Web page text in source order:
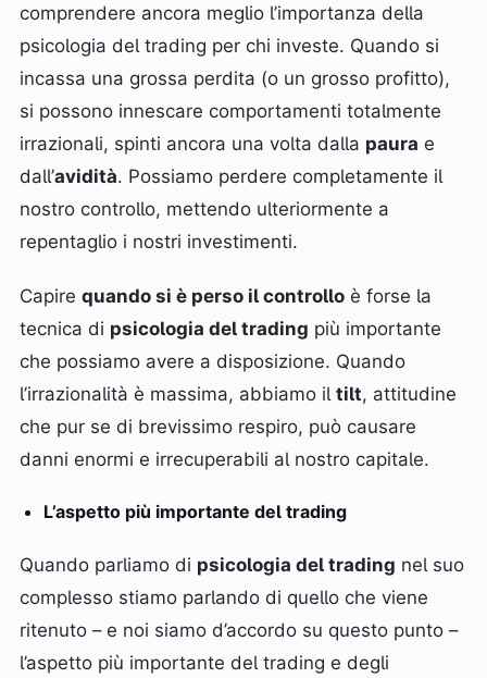
comprendere ancora meglio l’importanza della
psicologia del trading per chi investe. Quando si
incassa una grossa perdita (o un grosso profitto),
si possono innescare comportamenti totalmente
irrazionali, spinti ancora una volta dalla paura e
dall’avidità. Possiamo perdere completamente il
nostro controllo, mettendo ulteriormente a
repentaglio i nostri investimenti.
Capire quando si è perso il controllo è forse la
tecnica di psicologia del trading più importante
che possiamo avere a disposizione. Quando
l’irrazionalità è massima, abbiamo il tilt, attitudine
che pur se di brevissimo respiro, può causare
danni enormi e irrecuperabili al nostro capitale.
L’aspetto più importante del trading
Quando parliamo di psicologia del trading nel suo
complesso stiamo parlando di quello che viene
ritenuto – e noi siamo d’accordo su questo punto –
l’aspetto più importante del trading e degli